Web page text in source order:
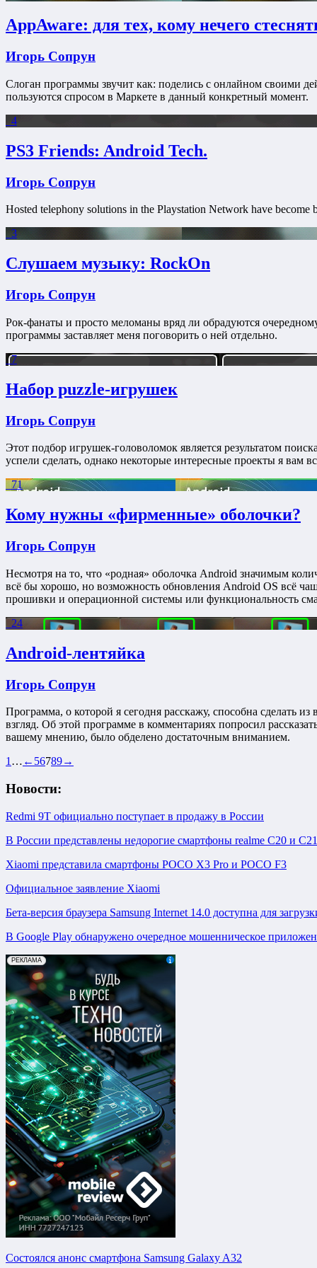
AppAware: для тех, кому нечего
Игорь Сопрун
Слоган программы звучит как: поделись с онлайном своими
пользуются спросом в Маркете в данный конкретный момент.
4
PS3 Friends: Android Tech.
Игорь Сопрун
Hosted telephony solutions in the Playstation Network have
3
Слушаем музыку: RockOn
Игорь Сопрун
Рок-фанаты и просто меломаны вряд ли обрадуются
программы заставляет меня поговорить о ней отдельно.
7
Набор puzzle-игрушек
Игорь Сопрун
Этот подбор игрушек-головоломок является результатом
успели сделать, однако некоторые интересные проекты я вам
71
Кому нужны «фирменные» оболочки?
Игорь Сопрун
Несмотря на то, что «родная» оболочка Android значимым
всё бы хорошо, но возможность обновления Android OS всё
прошивки и операционной системы или функциональность
24
Android-лентяйка
Игорь Сопрун
Программа, о которой я сегодня расскажу, способна сделать
взгляд. Об этой программе в комментариях попросил
вашему мнению, было обделено достаточным вниманием.
1… ← 56789→
Новости:
Redmi 9T официально поступает в продажу в России
В России представлены недорогие смартфоны realme C20 и C21
Xiaomi представила смартфоны POCO X3 Pro и POCO F3
Официальное заявление Xiaomi
Бета-версия браузера Samsung Internet 14.0 доступна для
В Google Play обнаружено очередное мошенническое
Состоялся анонс смартфона Samsung Galaxy A32